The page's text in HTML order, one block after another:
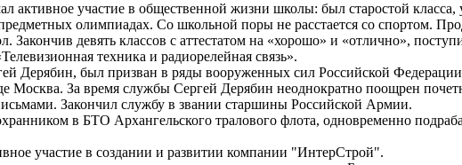
активное участие в общественной жизни школы: был старостой класса,
олимпиадах. Со школьной поры не расстается со спортом.
девять классов с аттестатом на «хорошо» и «отлично»,
техника и радиорелейная связь».
Дерябин, был призван в ряды вооруженных сил Российской
Москва. За время службы Сергей Дерябин неоднократно поощрен
Закончил службу в звании старшины Российской Армии.
в БТО Архангельского тралового флота, одновременно
участие в создании и развитии компании "ИнтерСтрой".